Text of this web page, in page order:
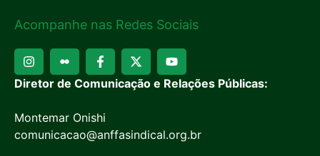
Acompanhe nas Redes Sociais
Diretor de Comunicação e Relações Públicas:
Montemar Onishi
comunicacao@anffasindical.org.br